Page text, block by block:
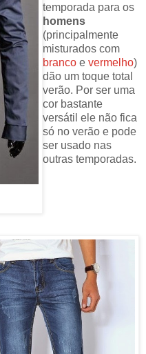
temporada para os
homens
(principalmente
misturados com
branco e vermelho)
dão um toque total
verão. Por ser uma
cor bastante
versátil ele não fica
só no verão e pode
ser usado nas
outras temporadas.